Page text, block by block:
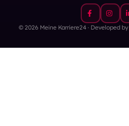
© 2026 Meine Karriere24 · Developed by